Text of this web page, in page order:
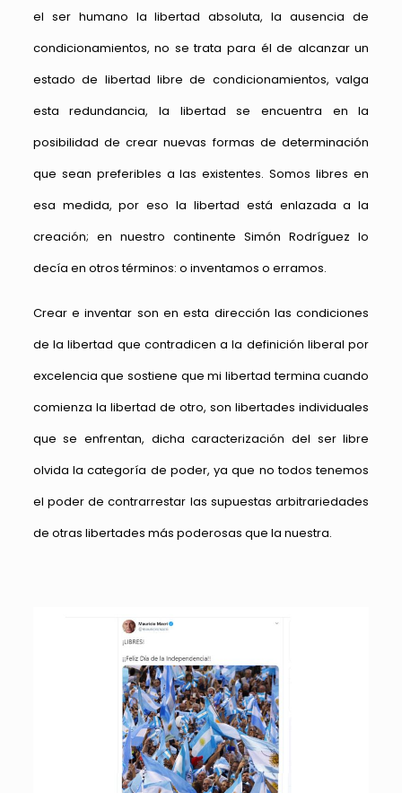
el ser humano la libertad absoluta, la ausencia de
condicionamientos, no se trata para él de alcanzar un
estado de libertad libre de condicionamientos, valga
esta redundancia, la libertad se encuentra en la
posibilidad de crear nuevas formas de determinación
que sean preferibles a las existentes. Somos libres en
esa medida, por eso la libertad está enlazada a la
creación; en nuestro continente Simón Rodríguez lo
decía en otros términos: o inventamos o erramos.
Crear e inventar son en esta dirección las condiciones
de la libertad que contradicen a la definición liberal por
excelencia que sostiene que mi libertad termina cuando
comienza la libertad de otro, son libertades individuales
que se enfrentan, dicha caracterización del ser libre
olvida la categoría de poder, ya que no todos tenemos
el poder de contrarrestar las supuestas arbitrariedades
de otras libertades más poderosas que la nuestra.